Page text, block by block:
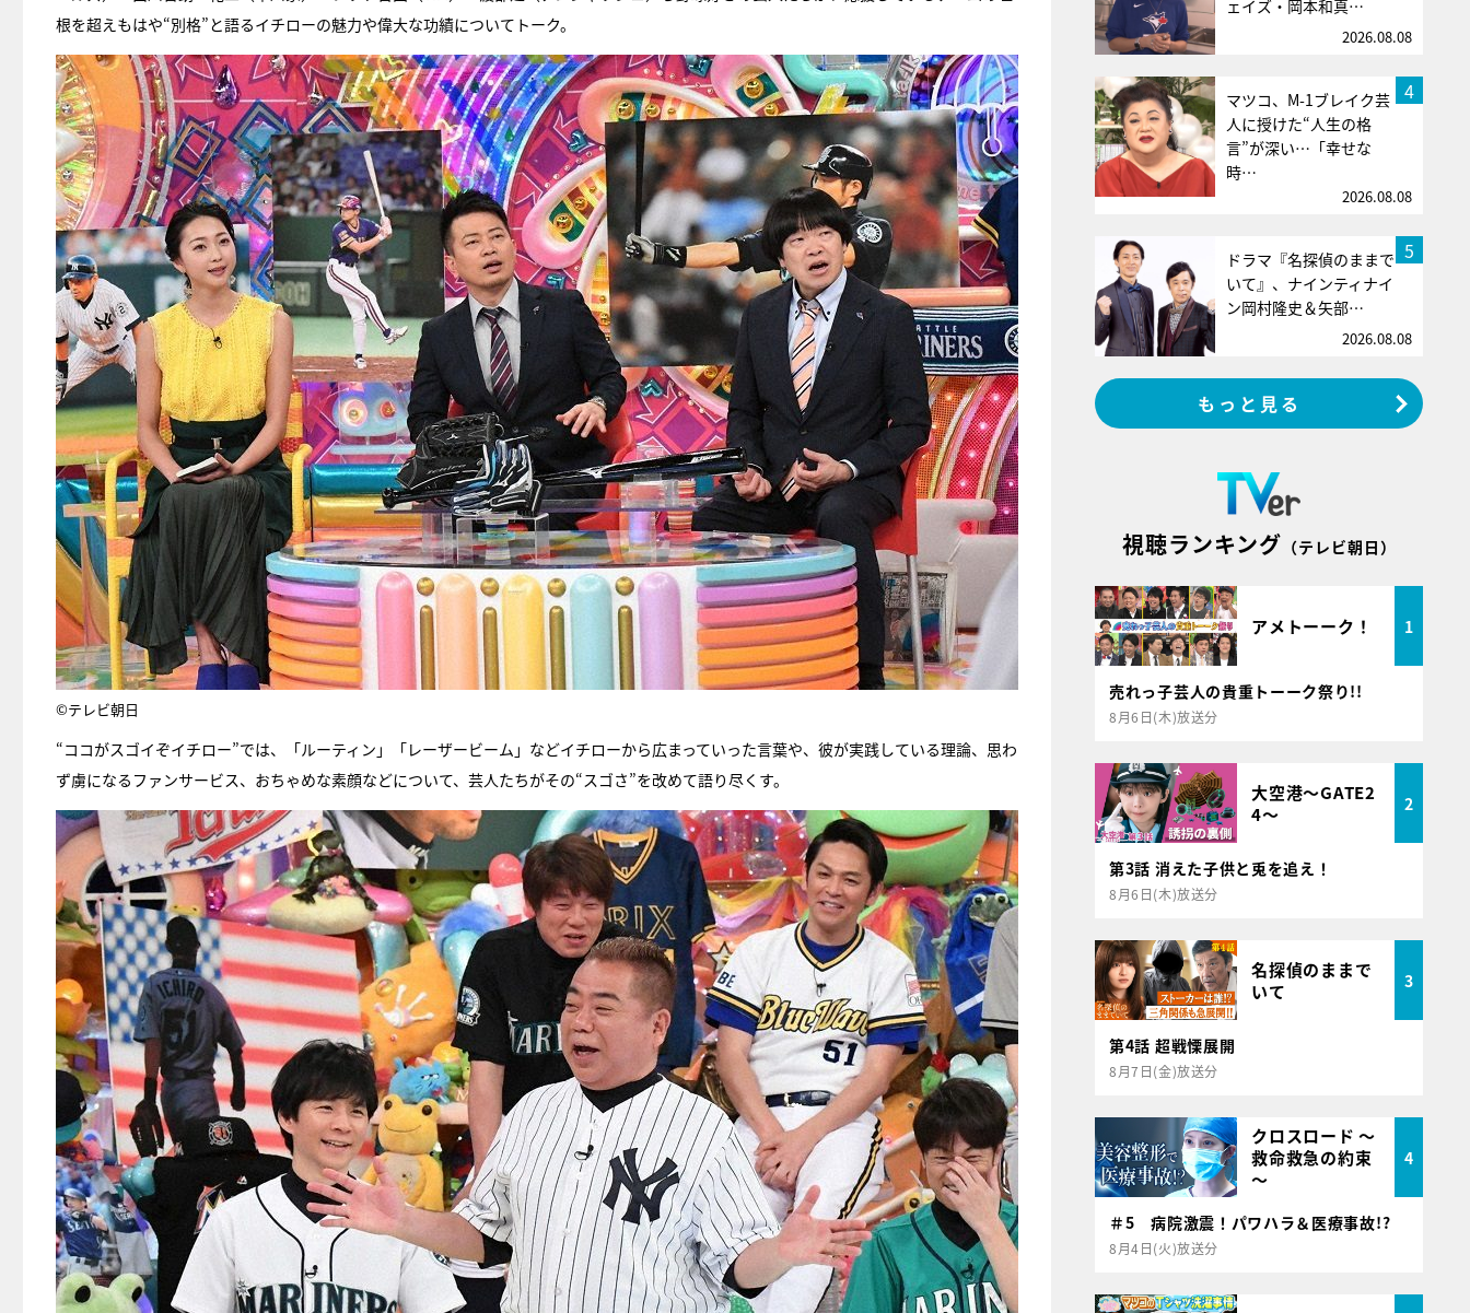
根を超えもはや“別格”と語るイチローの魅力や偉大な功績についてトーク。
©テレビ朝日
“ココがスゴイぞイチロー”では、「ルーティン」「レーザービーム」などイチローから広まっていった言葉や、彼が実践している理論、思わ
ず虜になるファンサービス、おちゃめな素顔などについて、芸人たちがその“スゴさ”を改めて語り尽くす。
ェイズ・岡本和真…
2026.08.08
4
マツコ、M-1ブレイク芸
人に授けた“人生の格
言”が深い…「幸せな
時…
2026.08.08
5
ドラマ『名探偵のままで
いて』、ナインティナイ
ン岡村隆史＆矢部…
2026.08.08
もっと見る
視聴ランキング （テレビ朝日）
アメトーーク！ 1
売れっ子芸人の貴重トーーク祭り!!
8月6日(木)放送分
大空港～GATE2
4～
2
第3話 消えた子供と兎を追え！
8月6日(木)放送分
名探偵のままで
いて
3
第4話 超戦慄展開
8月7日(金)放送分
クロスロード ～
救命救急の約束
～
4
＃5 病院激震！パワハラ＆医療事故!?
8月4日(火)放送分